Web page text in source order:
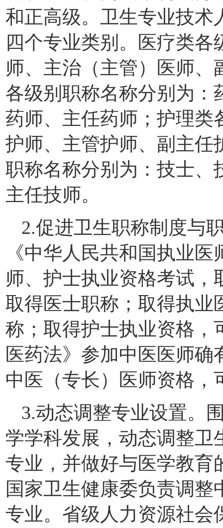
和正高级。卫生专业技术
四个专业类别。医疗类
师、主治（主管）医师
各级别职称名称分别为：
药师、主任药师；护理类
护师、主管护师、副主任
职称名称分别为：技士、
主任技师。
2.促进卫生职称制度与
《中华人民共和国执业
师、护士执业资格考试
取得医士职称；取得执业
称；取得护士执业资格，
医药法》参加中医医师
中医（专长）医师资格，
3.动态调整专业设置。
学学科发展，动态调整卫
专业，并做好与医学教育
国家卫生健康委负责调
专业。省级人力资源社会